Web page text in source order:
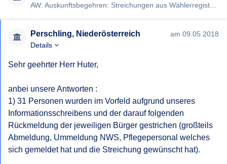
Bescheides gem § 6 NÖ AuskunftsG.
Perschling, Niederösterreich
am 09.05.2018
Details
Sehr geehrter Herr Huter,
anbei unsere Antworten :
1) 31 Personen wurden im Vorfeld aufgrund unseres
Informationsschreibens und der darauf folgenden
Rückmeldung der jeweiligen Bürger gestrichen (großteils
Abmeldung, Ummeldung NWS, Pflegepersonal welches
sich gemeldet hat und die Streichung gewünscht hat).